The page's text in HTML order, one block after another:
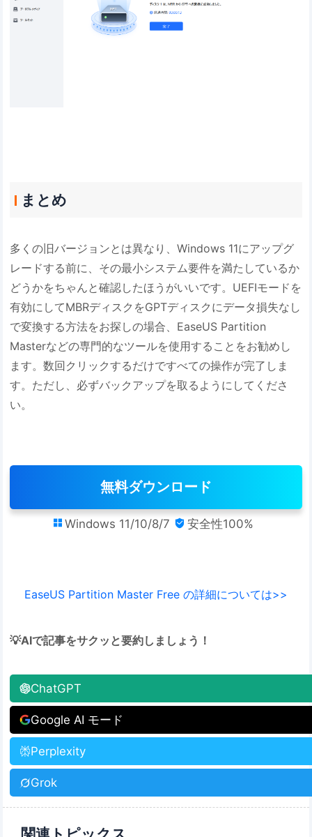
まとめ
多くの旧バージョンとは異なり、Windows 11にアップグ
レードする前に、その最小システム要件を満たしているか
どうかをちゃんと確認したほうがいいです。UEFIモードを
有効にしてMBRディスクをGPTディスクにデータ損失なし
で変換する方法をお探しの場合、EaseUS Partition
Masterなどの専門的なツールを使用することをお勧めし
ます。数回クリックするだけですべての操作が完了しま
す。ただし、必ずバックアップを取るようにしてくださ
い。
無料ダウンロード
 Windows 11/10/8/7  安全性100%
EaseUS Partition Master Free の詳細については>>
💡AIで記事をサクッと要約しましょう！
ChatGPT
Google AI モード
Perplexity
Grok